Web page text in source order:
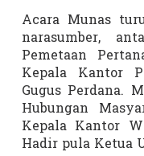
Acara Munas
narasumber,
Pemetaan
Kepala Kantor
Gugus Perdana.
Hubungan
Kepala Kantor
Hadir pula Ketua